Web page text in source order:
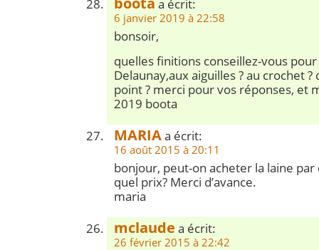
a écrit:
6 janvier 2019 à 22:58
bonsoir,
quelles finitions conseillez-vous pour
Delaunay,aux aiguilles ? au crochet
point ? merci pour vos réponses, et
2019 boota
MARIAa écrit:
16 août 2015 à 20:11
bonjour, peut-on acheter la laine par
quel prix? Merci d’avance.
maria
mclaude a écrit:
26 février 2015 à 22:42